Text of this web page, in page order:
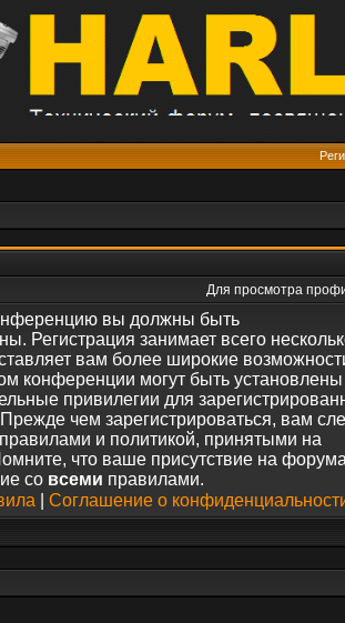
Для просмотра
вы должны быть
Регистрация занимает всего
вам более широкие
конференции могут быть установлены
привилегии для
чем зарегистрироваться, вам
и политикой, принятыми на
что ваше присутствие на
со всеми правилами.
Соглашение о